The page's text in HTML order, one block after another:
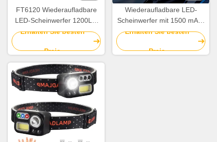
FT6120 Wiederaufladbare
LED-Scheinwerfer 1200LM
IPX4 Wasserdichte
Erhalten Sie besten
Preis
Wiederaufladbare LED-
Scheinwerfer mit 1500 mAh-
Batterie 800 Lumen ABS
Aktivitäten
Erhalten Sie besten
Preis